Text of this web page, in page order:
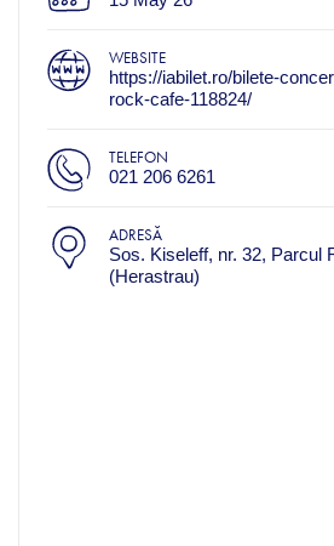
WEBSITE
https://iabilet.ro/bilete-
rock-cafe-118824/
TELEFON
021 206 6261
ADRESĂ
Sos. Kiseleff, nr. 32, Parcul
(Herastrau)